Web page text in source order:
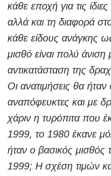
κάθε εποχή για τις
αλλά και τη διαφορά
κάθε είδους ανάγκης
μισθό είναι πολύ άνιση
αντικατάσταση της
Οι ανατιμήσεις θα
αναπόφευκτες και με
χάριν η τυρόπιτα που
1999, το 1980 έκανε
ήταν ο βασικός μισθός
1999; Η σχέση τιμών